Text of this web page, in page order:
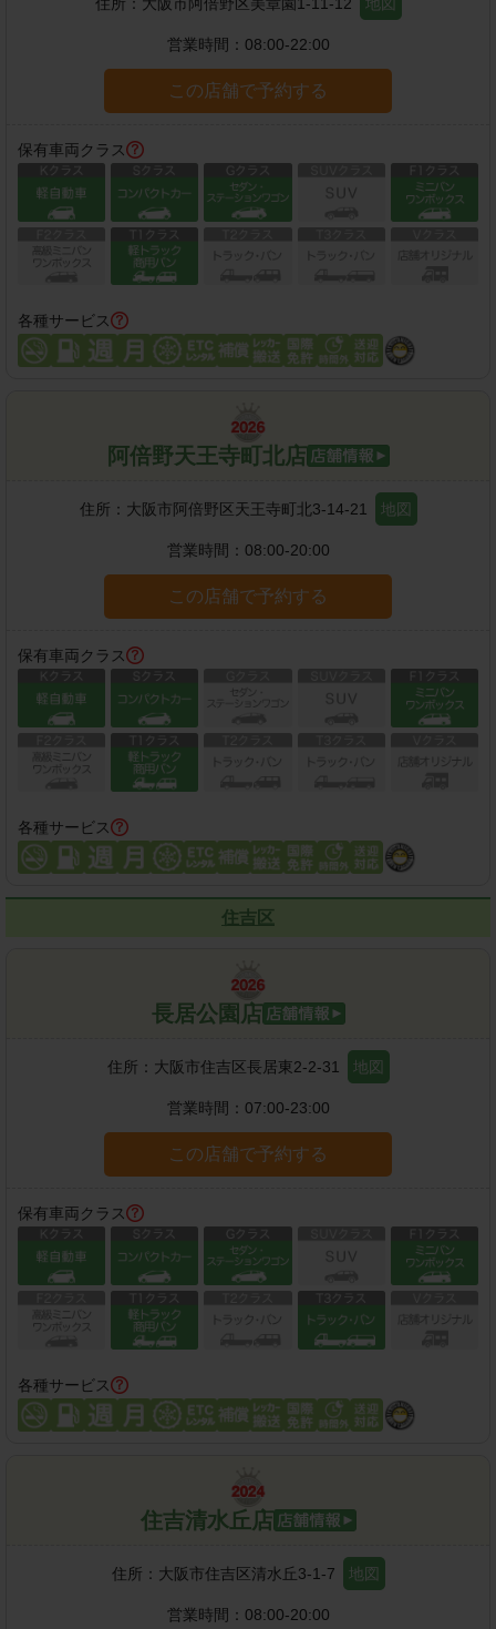
営業時間： 08:00-22:00
この店舗で予約する
保有車両クラス
各種サービス
阿倍野天王寺町北店
住所： 大阪市阿倍野区天王寺町北3-14-21 地図
営業時間： 08:00-20:00
この店舗で予約する
保有車両クラス
各種サービス
住吉区
長居公園店
住所： 大阪市住吉区長居東2-2-31 地図
営業時間： 07:00-23:00
この店舗で予約する
保有車両クラス
各種サービス
住吉清水丘店
住所： 大阪市住吉区清水丘3-1-7 地図
営業時間： 08:00-20:00